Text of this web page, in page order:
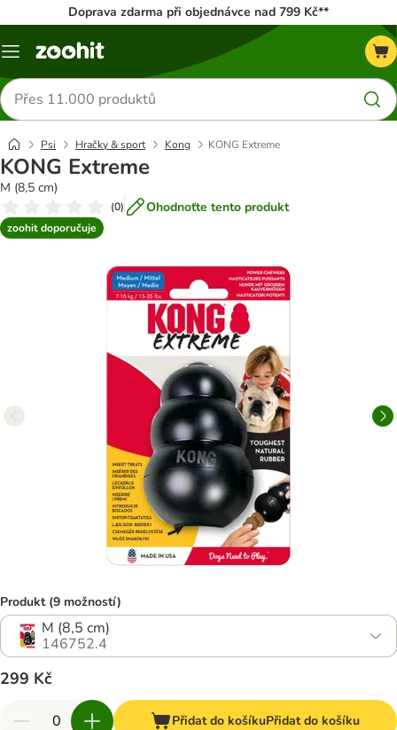
Doprava zdarma při objednávce nad 799 Kč**
Menu
Hledat
produkty
Psi Hračky & sport Kong KONG Extreme
KONG Extreme
M (8,5 cm)
(0) Ohodnoťte tento produkt
zoohit doporučuje
Produkt (9 možností)
M (8,5 cm)
146752.4
299 Kč
Přidat do košíkuPřidat do košíku